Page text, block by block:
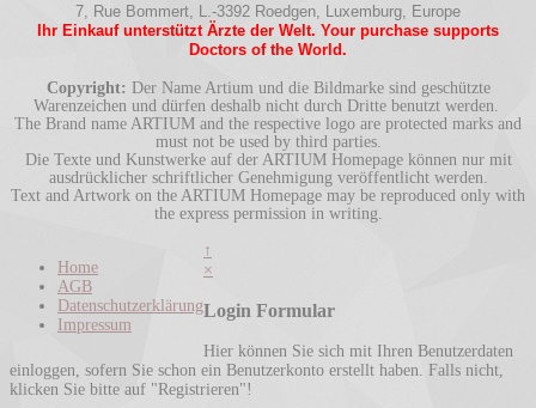
7, Rue Bommert, L.-3392 Roedgen, Luxemburg, Europe
Ihr Einkauf unterstützt Ärzte der Welt. Your purchase supports
Doctors of the World.
Copyright: Der Name Artium und die Bildmarke sind geschützte
Warenzeichen und dürfen deshalb nicht durch Dritte benutzt werden.
The Brand name ARTIUM and the respective logo are protected marks and
must not be used by third parties.
Die Texte und Kunstwerke auf der ARTIUM Homepage können nur mit
ausdrücklicher schriftlicher Genehmigung veröffentlicht werden.
Text and Artwork on the ARTIUM Homepage may be reproduced only with
the express permission in writing.
Home
AGB
Datenschutzerklärung
Impressum
↑
×
Login Formular
Hier können Sie sich mit Ihren Benutzerdaten
einloggen, sofern Sie schon ein Benutzerkonto erstellt haben. Falls nicht,
klicken Sie bitte auf "Registrieren"!